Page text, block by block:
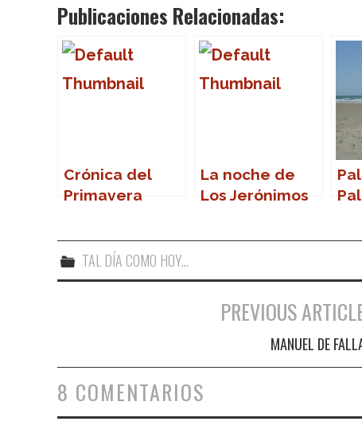
Publicaciones Relacionadas:
Crónica del
Primavera
La noche de
Los Jerónimos
TAL DÍA COMO HOY...
PREVIOUS
MANUEL DE
8 COMENTARIOS